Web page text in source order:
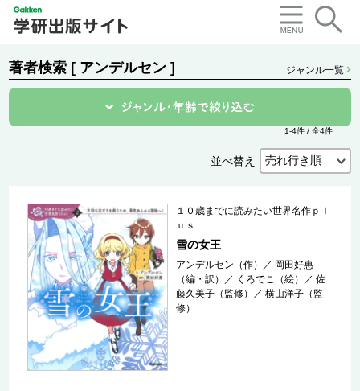
著者検索 [ アンデルセン ] ジャンル一覧
1-4件 / 全4件
並べ替え
１０歳までに読みたい世界名作ｐｌ
ｕｓ
雪の女王
アンデルセン（作） ／ 岡田好惠
（編・訳）
／ くろでこ（絵） ／佐
藤久美子（監修）
／横山洋子（監
修）